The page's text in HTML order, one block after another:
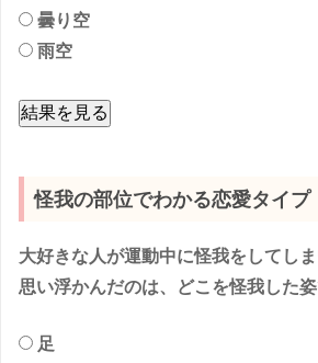
曇り空
雨空
結果を見る
怪我の部位でわかる恋愛タイプ
大好きな人が運動中に怪我をしてし
思い浮かんだのは、どこを怪我した
足